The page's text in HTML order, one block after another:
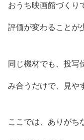
おうち映画館づくり
評価が変わることが
同じ機材でも、投写
み合うだけで、見や
ここでは、ありがち